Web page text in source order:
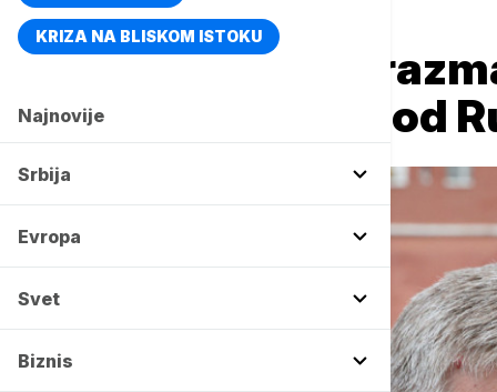
KRIZA NA BLISKOM ISTOKU
Najnovije
Srbija
Evropa
Svet
Biznis
Naslovna Evropa
Fico: Slovačka
kupovine nafte od